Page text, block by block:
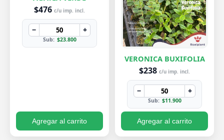
$476 c/u imp. incl.
− +
Sub: $23.800
Agregar al carrito
VERONICA BUXIFOLIA
$238 c/u imp. incl.
− +
Sub: $11.900
Agregar al carrito